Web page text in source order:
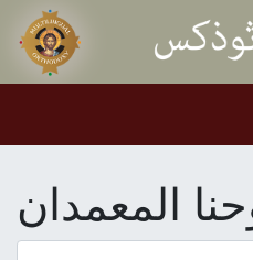
المعمدان